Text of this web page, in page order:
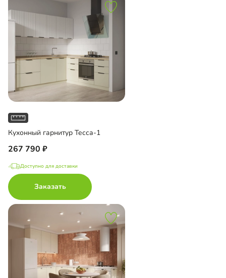
Кухонный гарнитур Тесса-1
267 790
Доступно для доставки
Заказать